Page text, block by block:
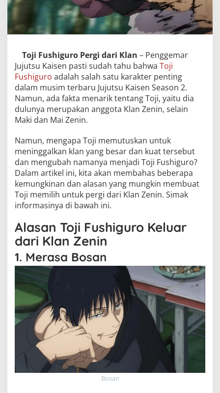
Toji Fushiguro Pergi dari Klan – Penggemar
Jujutsu Kaisen pasti sudah tahu bahwa Toji
Fushiguro adalah salah satu karakter penting
dalam musim terbaru Jujutsu Kaisen Season 2.
Namun, ada fakta menarik tentang Toji, yaitu dia
dulunya merupakan anggota Klan Zenin, selain
Maki dan Mai Zenin.
Namun, mengapa Toji memutuskan untuk
meninggalkan klan yang besar dan kuat tersebut
dan mengubah namanya menjadi Toji Fushiguro?
Dalam artikel ini, kita akan membahas beberapa
kemungkinan dan alasan yang mungkin membuat
Toji memilih untuk pergi dari Klan Zenin. Simak
informasinya di bawah ini.
Alasan Toji Fushiguro Keluar
dari Klan Zenin
1. Merasa Bosan
Bosan